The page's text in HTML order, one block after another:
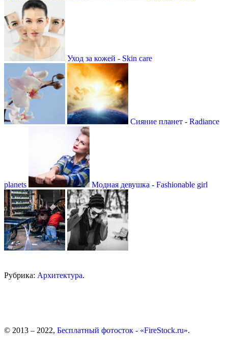
Уход за кожей - Skin care
Сияние планет - Radiance
planets Модная девушка - Fashionable girl
Рубрика: Архитектура.
© 2013 – 2022, Бесплатный фотосток - «FireStock.ru».